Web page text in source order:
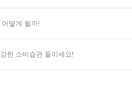
떻게 될까!
한 소비습관 들이세요!